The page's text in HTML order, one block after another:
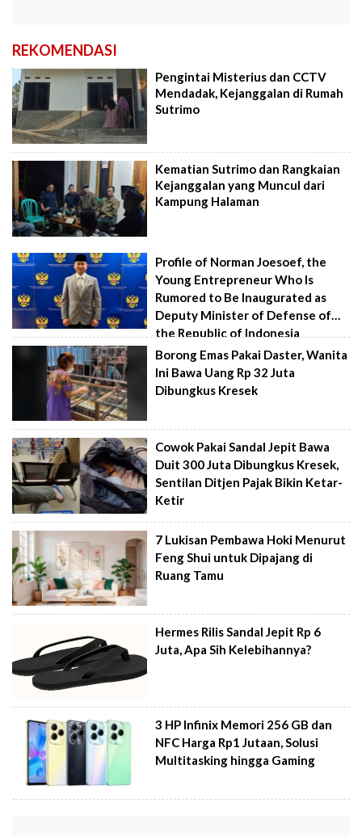
REKOMENDASI
Pengintai Misterius dan CCTV
Mendadak, Kejanggalan di Rumah
Sutrimo
Kematian Sutrimo dan Rangkaian
Kejanggalan yang Muncul dari
Kampung Halaman
Profile of Norman Joesoef, the
Young Entrepreneur Who Is
Rumored to Be Inaugurated as
Deputy Minister of Defense of
the Republic of Indonesia
Borong Emas Pakai Daster, Wanita
Ini Bawa Uang Rp 32 Juta
Dibungkus Kresek
Cowok Pakai Sandal Jepit Bawa
Duit 300 Juta Dibungkus Kresek,
Sentilan Ditjen Pajak Bikin Ketar-
Ketir
7 Lukisan Pembawa Hoki Menurut
Feng Shui untuk Dipajang di
Ruang Tamu
Hermes Rilis Sandal Jepit Rp 6
Juta, Apa Sih Kelebihannya?
3 HP Infinix Memori 256 GB dan
NFC Harga Rp1 Jutaan, Solusi
Multitasking hingga Gaming